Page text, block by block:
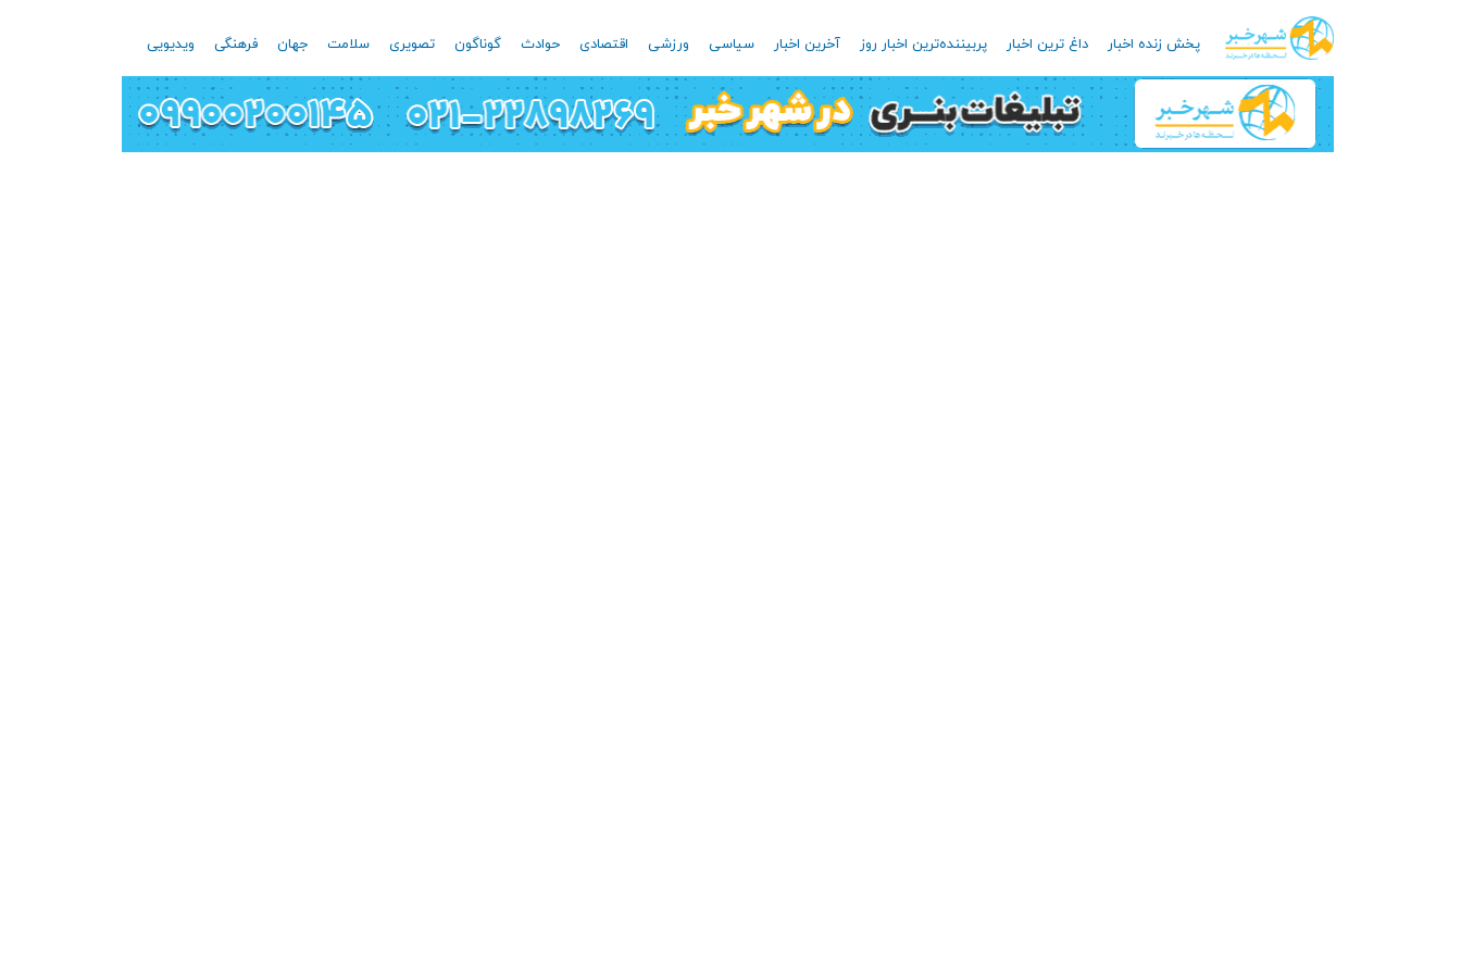
پخش زنده اخبار داغ ترین اخبار پربیننده‌ترین اخبار روز آخرین اخبار سیاسی ورزشی اقتصادی حوادث گوناگون تصویری سلامت جهان فرهنگی ویدیویی